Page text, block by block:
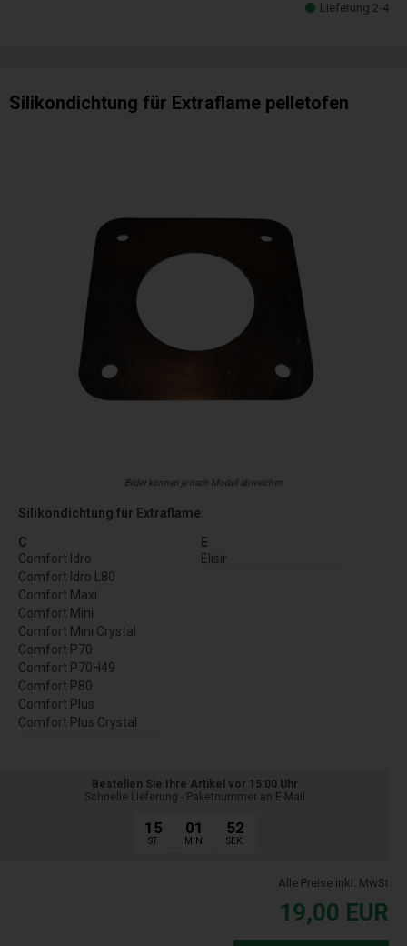
Lieferung 2-4
Silikondichtung für Extraflame pelletofen
Bilder können je nach Modell abweichen
Silikondichtung für Extraflame:
C
Comfort Idro
Comfort Idro L80
Comfort Maxi
Comfort Mini
Comfort Mini Crystal
Comfort P70
Comfort P70H49
Comfort P80
Comfort Plus
Comfort Plus Crystal
E
Elisir
Bestellen Sie Ihre Artikel vor 15:00 Uhr
Schnelle Lieferung - Paketnummer an E-Mail
15
ST.
01
MIN.
51
SEK.
Alle Preise inkl. MwSt
19,00 EUR